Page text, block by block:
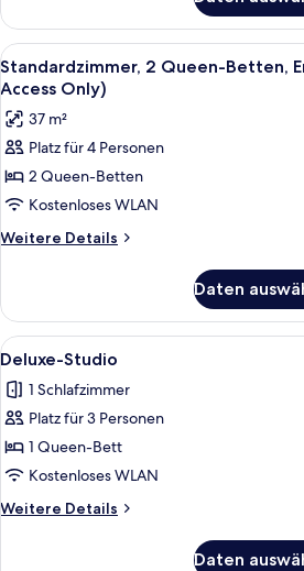
2 Queen-
Betten,
Erdgeschoss
Alle
Fotos
für
Standardzimmer,
2 Queen-
Betten,
Erdgeschoss
(Exterior
anzeigen
Ein
6
Standardzimmer, 2 Queen-Betten,
Access Only)
37 m²
Platz für 4 Personen
2 Queen-Betten
Kostenloses WLAN
Weitere Details
Weitere
2 Queen-
Betten,
Erdgeschoss
Access
Only)
Daten
Alle
Fotos
für
Deluxe-
Studio
anzeigen
Ein
3
Deluxe-Studio
1 Schlafzimmer
Platz für 3 Personen
1 Queen-Bett
Kostenloses WLAN
Weitere Details
Weitere
Daten